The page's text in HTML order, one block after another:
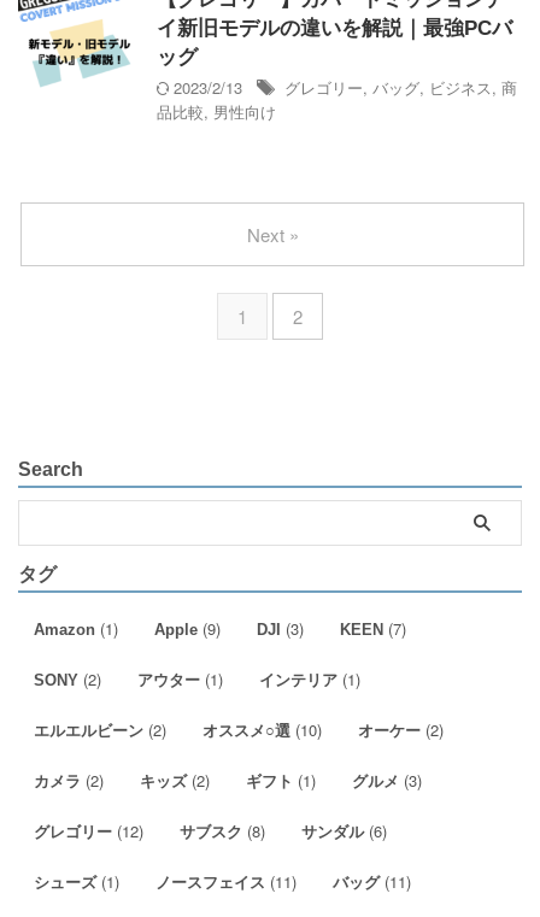
イ新旧モデルの違いを解説｜最強PCバ
ッグ
2023/2/13
グレゴリー, バッグ, ビジネス, 商
品比較, 男性向け
1 2
Next »
Search
タグ
Amazon (1) Apple (9) DJI (3) KEEN (7)
SONY (2) アウター (1) インテリア (1)
エルエルビーン (2) オススメ○選 (10) オーケー (2)
カメラ (2) キッズ(2) ギフト (1) グルメ (3)
グレゴリー (12) サブスク (8) サンダル(6)
シューズ(1) ノースフェイス (11) バッグ(11)